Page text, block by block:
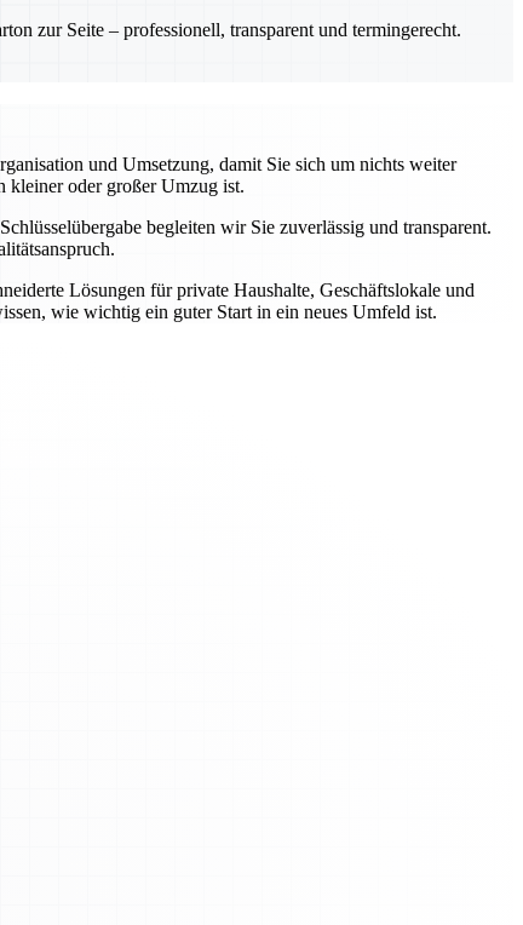
zur Seite – professionell, transparent und termingerecht.
und Umsetzung, damit Sie sich um nichts weiter
kleiner oder großer Umzug ist.
begleiten wir Sie zuverlässig und transparent.
Lösungen für private Haushalte, Geschäftslokale und
wie wichtig ein guter Start in ein neues Umfeld ist.